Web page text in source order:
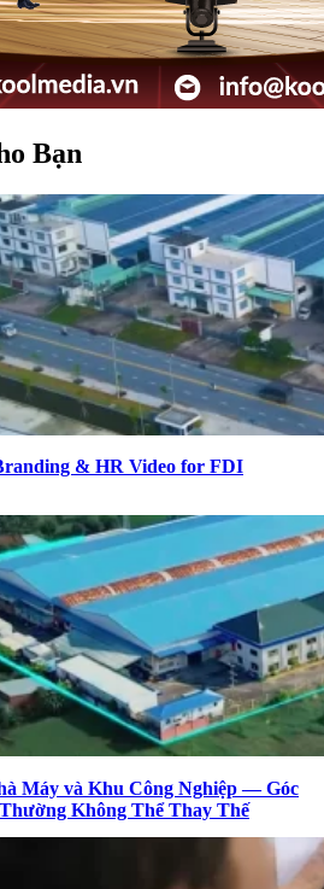
Bạn
& HR Video for FDI
Máy và Khu Công Nghiệp — Góc
Không Thể Thay Thế